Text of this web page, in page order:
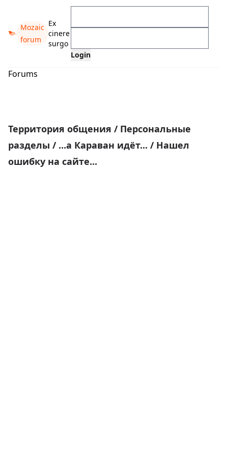
Mozaic
forum
Ex
cinere
surgo
Forums
Территория общения / Персональные
разделы / ...а Караван идёт... / Нашел
ошибку на сайте...